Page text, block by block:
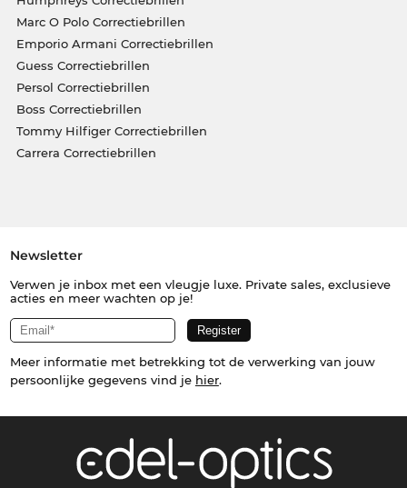
Marc O Polo Correctiebrillen
Emporio Armani Correctiebrillen
Guess Correctiebrillen
Persol Correctiebrillen
Boss Correctiebrillen
Tommy Hilfiger Correctiebrillen
Carrera Correctiebrillen
Newsletter
Verwen je inbox met een vleugje luxe. Private sales, exclusieve
acties en meer wachten op je!
Meer informatie met betrekking tot de verwerking van jouw
persoonlijke gegevens vind je hier.